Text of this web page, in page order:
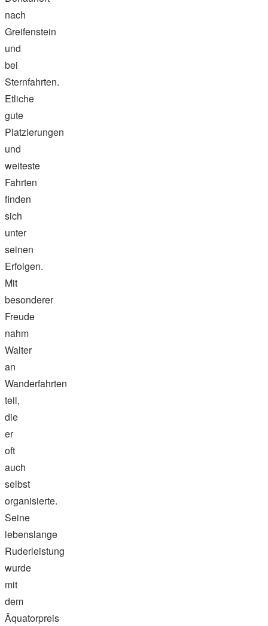
nach
Greifenstein
und
bei
Sternfahrten.
Etliche
gute
Platzierungen
und
weiteste
Fahrten
finden
sich
unter
seinen
Erfolgen.
Mit
besonderer
Freude
nahm
Walter
an
Wanderfahrten
teil,
die
er
oft
auch
selbst
organisierte.
Seine
lebenslange
Ruderleistung
wurde
mit
dem
Äquatorpreis